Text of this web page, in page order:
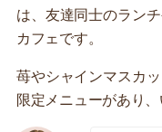
は、友達同士のラン
カフェです。
苺やシャインマスカ
限定メニューがあり